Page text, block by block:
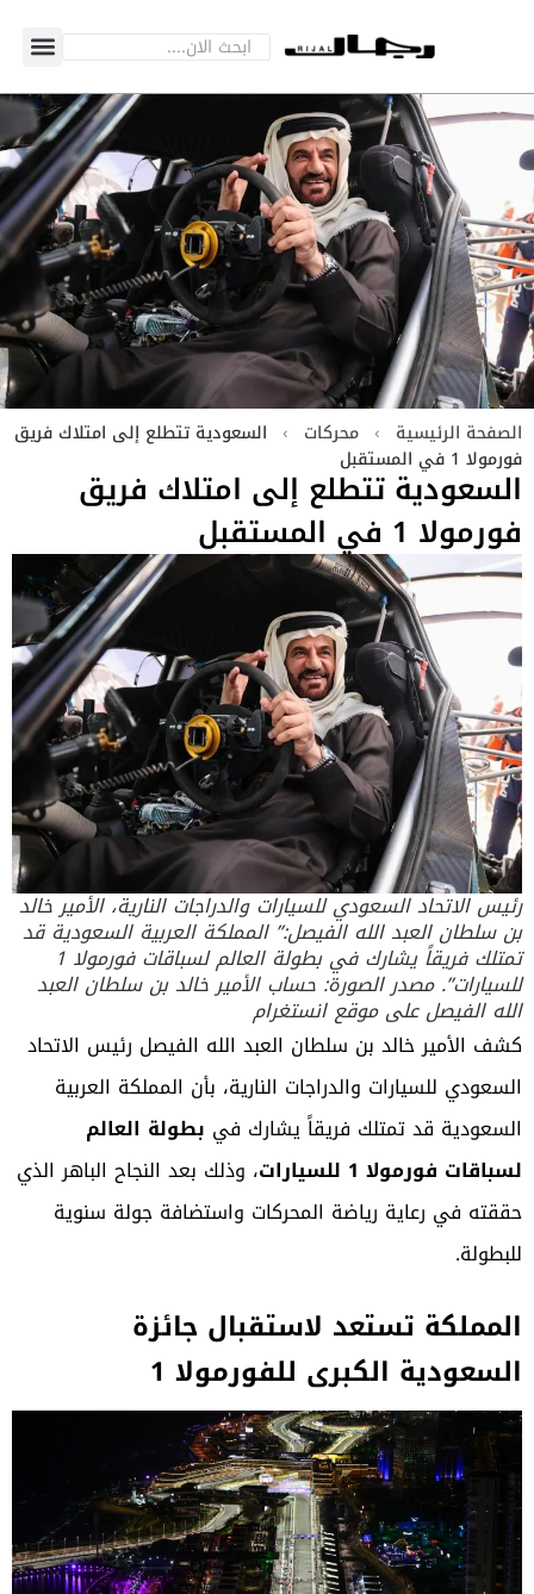
الصفحة الرئيسية › محركات › السعودية تتطلع إلى امتلاك فريق
فورمولا 1 في المستقبل
السعودية تتطلع إلى امتلاك فريق
فورمولا 1 في المستقبل
رئيس الاتحاد السعودي للسيارات والدراجات النارية، الأمير خالد
بن سلطان العبد الله الفيصل:” المملكة العربية السعودية قد
تمتلك فريقاً يشارك في بطولة العالم لسباقات فورمولا 1
للسيارات”. مصدر الصورة: حساب الأمير خالد بن سلطان العبد
الله الفيصل على موقع انستغرام
كشف الأمير خالد بن سلطان العبد الله الفيصل رئيس الاتحاد
السعودي للسيارات والدراجات النارية، بأن المملكة العربية
السعودية قد تمتلك فريقاً يشارك في بطولة العالم
لسباقات فورمولا 1 للسيارات
، وذلك بعد النجاح الباهر الذي
حققته في رعاية رياضة المحركات واستضافة جولة سنوية
للبطولة.
المملكة تستعد لاستقبال جائزة
السعودية الكبرى للفورمولا 1